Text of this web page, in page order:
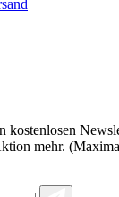
kostenlosen
mehr.